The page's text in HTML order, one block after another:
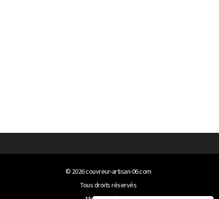
© 2026couvreur-artisan-06.com
Tous droits réservés